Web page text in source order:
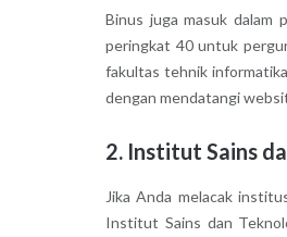
Binus juga masuk dalam
peringkat 40 untuk
fakultas tehnik
dengan mendatangi
2. Institut Sains
Jika Anda melacak
Institut Sains dan